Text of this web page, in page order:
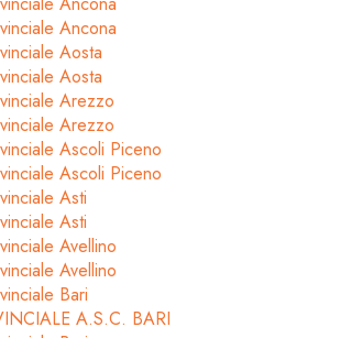
Ancona
Aosta
Aosta
Arezzo
Arezzo
Ascoli Piceno
Ascoli Piceno
Asti
Asti
Avellino
Avellino
Bari
A.S.C. BARI